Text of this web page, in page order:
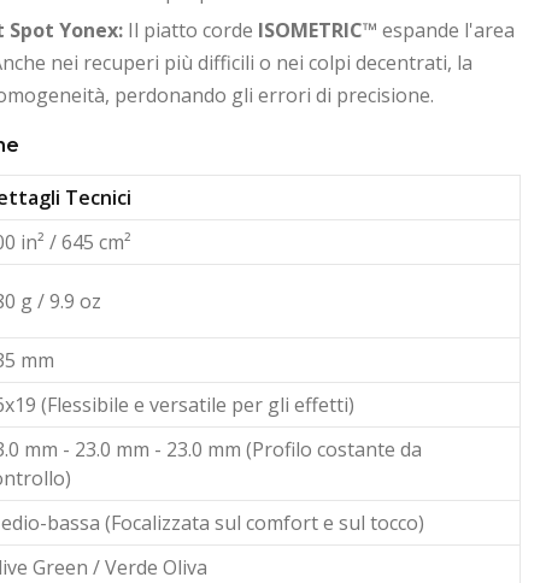
Yonex: Il piatto corde ISOMETRIC™ espande l'area
nei recuperi più difficili o nei colpi decentrati, la
perdonando gli errori di precisione.
Tecnici
in² / 645 cm²
g / 9.9 oz
mm
(Flessibile e versatile per gli effetti)
mm - 23.0 mm - 23.0 mm (Profilo costante da
bassa (Focalizzata sul comfort e sul tocco)
Green / Verde Oliva